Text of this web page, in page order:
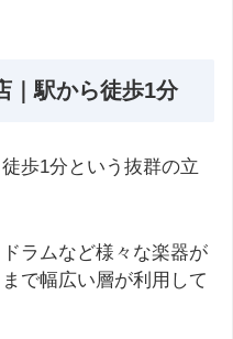
｜駅から徒歩1分
歩1分という抜群の立
ラムなど様々な楽器が
で幅広い層が利用して